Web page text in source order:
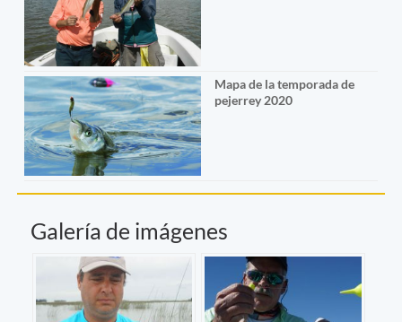
Mapa de la temporada de
pejerrey 2020
Galería de imágenes